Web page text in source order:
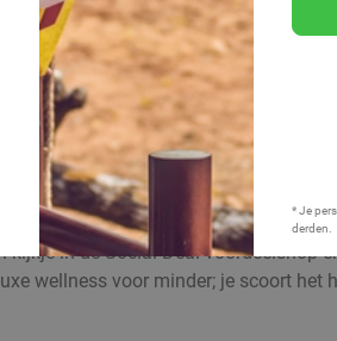
* Je
derden.
kijkje in de Social Deal
wellness voor minder; je scoort